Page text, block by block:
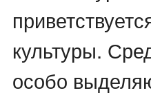
культуры.
особо